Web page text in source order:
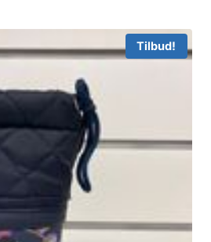
Tilbud!